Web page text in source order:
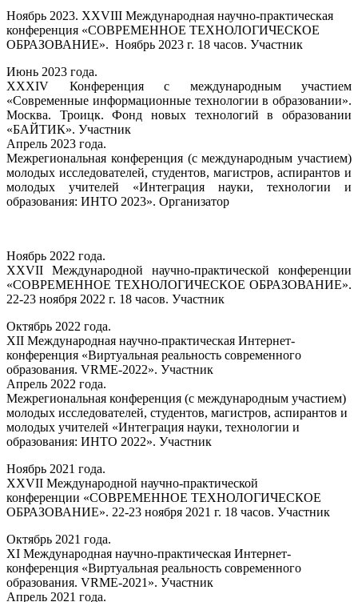
Ноябрь 2023. XXVIII Международная научно-практическая
конференция «СОВРЕМЕННОЕ ТЕХНОЛОГИЧЕСКОЕ
ОБРАЗОВАНИЕ». Ноябрь 2023 г. 18 часов. Участник
Июнь 2023 года.
XXXIV Конференция с международным участием
«Современные информационные технологии в образовании».
Москва. Троицк. Фонд новых технологий в образовании
«БАЙТИК». Участник
Апрель 2023 года.
Межрегиональная конференция (с международным участием)
молодых исследователей, студентов, магистров, аспирантов и
молодых учителей «Интеграция науки, технологии и
образования: ИНТО 2023». Организатор
Ноябрь 2022 года.
XXVII Международной научно-практической конференции
«СОВРЕМЕННОЕ ТЕХНОЛОГИЧЕСКОЕ ОБРАЗОВАНИЕ».
22-23 ноября 2022 г. 18 часов. Участник
Октябрь 2022 года.
XII Международная научно-практическая Интернет-
конференция «Виртуальная реальность современного
образования. VRME-2022». Участник
Апрель 2022 года.
Межрегиональная конференция (с международным участием)
молодых исследователей, студентов, магистров, аспирантов и
молодых учителей «Интеграция науки, технологии и
образования: ИНТО 2022». Участник
Ноябрь 2021 года.
XXVII Международной научно-практической
конференции «СОВРЕМЕННОЕ ТЕХНОЛОГИЧЕСКОЕ
ОБРАЗОВАНИЕ». 22-23 ноября 2021 г. 18 часов. Участник
Октябрь 2021 года.
XI Международная научно-практическая Интернет-
конференция «Виртуальная реальность современного
образования. VRME-2021». Участник
Апрель 2021 года.